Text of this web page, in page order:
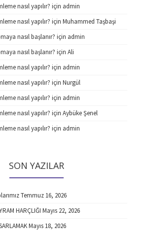
nasıl yapılır? için admin
nasıl yapılır? için Muhammed Taşbaşi
nasıl başlanır? için admin
nasıl başlanır? için Ali
nasıl yapılır? için admin
nasıl yapılır? için Nurgül
nasıl yapılır? için admin
nasıl yapılır? için Aybüke Şenel
nasıl yapılır? için admin
SON YAZILAR
Temmuz 16, 2026
HARÇLIĞI Mayıs 22, 2026
Mayıs 18, 2026